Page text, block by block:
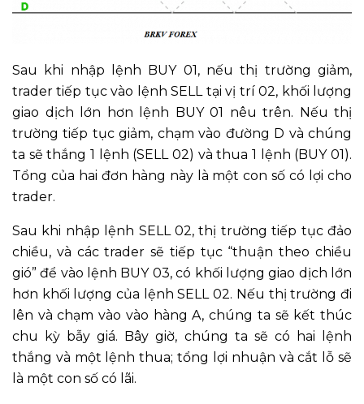
Sau khi nhập lệnh BUY 01, nếu thị trường giảm,
trader tiếp tục vào lệnh SELL tại vị trí 02, khối lượng
giao dịch lớn hơn lệnh BUY 01 nêu trên. Nếu thị
trường tiếp tục giảm, chạm vào đường D và chúng
ta sẽ thắng 1 lệnh (SELL 02) và thua 1 lệnh (BUY 01).
Tổng của hai đơn hàng này là một con số có lợi cho
trader.
Sau khi nhập lệnh SELL 02, thị trường tiếp tục đảo
chiều, và các trader sẽ tiếp tục “thuận theo chiều
gió” để vào lệnh BUY 03, có khối lượng giao dịch lớn
hơn khối lượng của lệnh SELL 02. Nếu thị trường đi
lên và chạm vào vào hàng A, chúng ta sẽ kết thúc
chu kỳ bẫy giá. Bây giờ, chúng ta sẽ có hai lệnh
thắng và một lệnh thua; tổng lợi nhuận và cắt lỗ sẽ
là một con số có lãi.